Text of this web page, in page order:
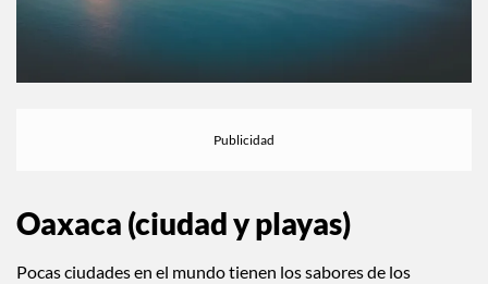
Oaxaca (ciudad y playas)
Pocas ciudades en el mundo tienen los sabores de los